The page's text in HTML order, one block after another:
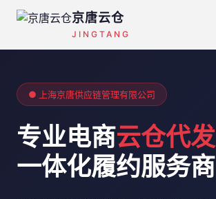
京唐云仓
JINGTANG
● 上海京唐供应链管理有限公司
专业电商云仓代发
一体化履约服务商